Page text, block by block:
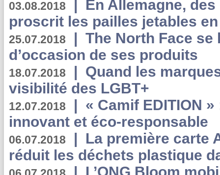
03.08.2018 | En Allemagne,
proscrit les pailles jetables
25.07.2018 | The North Face se
d’occasion de ses produits
18.07.2018 | Quand les
visibilité des LGBT+
12.07.2018 | « Camif EDITION
innovant et éco-responsable
06.07.2018 | La première carte
réduit les déchets plastique